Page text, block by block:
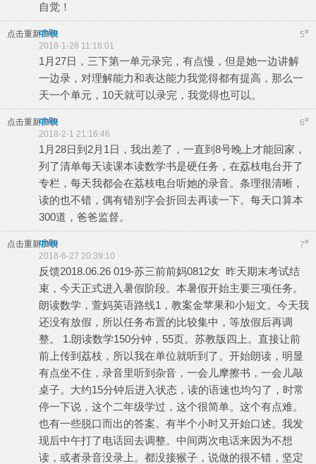
自觉！
点击重新加载 5#
qhliu
2018-1-28 11:18:01
1月27日，三下第一单元录完，有点慢，但是她一边讲解
一边录，对理解能力和表达能力我觉得都有提高，那么一
天一个单元，10天就可以录完，我觉得也可以。
点击重新加载 6#
qhliu
2018-2-1 21:16:46
1月28日到2月1日，我出差了，一直到8号晚上才能回家，
列了清单每天读课本读数学书是硬任务，在荔枝电台开了
专栏，每天我都会在荔枝电台听她的录音。条理很清晰，
读的也不错，偶有错别字会折回去再读一下。每天口算本
300道，爸爸监督。
点击重新加载 7#
qhliu
2018-6-27 20:39:10
反馈2018.06.26 019-苏三前前妈0812女 昨天期末考试结
束，今天正式进入暑假阶段。本暑假开始主要三项任务。
朗读数学，萱妈英语路线1，教案金苹果和小短文。今天我
还没有放假，所以任务布置的比较集中，等放假后再调
整。 1.朗读数学150分钟，55页。苏教版四上。直接让前
前上传到荔枝，所以我在单位就听到了。开始朗读，明显
有点坐不住，录音里听到杂音，一会儿摩擦书，一会儿敲
桌子。大约15分钟后进入状态，读的语速也均匀了，时常
停一下说，这个二年级学过，这个很简单。这个有点难。
也有一些脱口而出的答案。有半个小时又开始口述。我发
现后中午打了电话回去调整。中间两次电话来因为不想
读，或者录音没录上。都没接猴子，说做的很不错，坚定